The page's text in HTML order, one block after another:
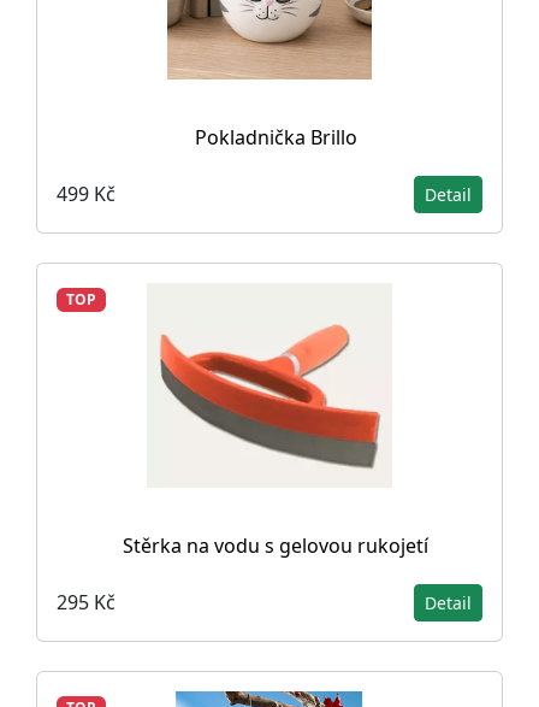
Pokladnička Brillo
499 Kč Detail
TOP
Stěrka na vodu s gelovou rukojetí
295 Kč Detail